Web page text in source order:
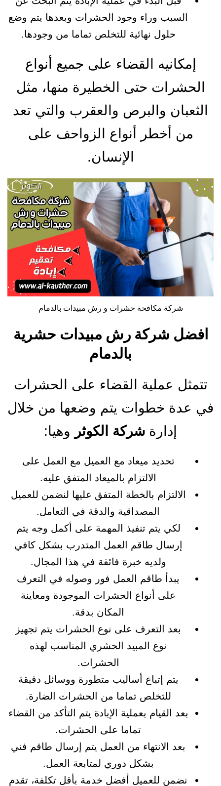
السبب وراء وجود الحشرات وبعدها يتم وضع
حلول نهائية للتخلص تماما من وجودها.
إمكانيه القضاء على جميع أنواع
الحشرات حتى الخطيرة منها، مثل
الثعبان والبرص والعقرب والتي تعد
من أخطر أنواع الزواحف على
الإنسان.
شركة مكافحة حشرات و رش مبيدات بالدمام
افضل شركة رش مبيدات حشرية
بالدمام
تتمثل عملية القضاء على الحشرات
في عدة خطوات يتم وضعها من خلال
إدارة شركة الكوثر وهيا:
تحديد ميعاد مع العميل مع العمل على
الالتزام بالميعاد المتفق عليه.
الالتزام بالخطة المتفق عليها لنضمن للعميل
المصداقية والدقة في التعامل.
لكي يتم تنفيذ المهمة على أكمل وجه يتم
إرسال طاقم العمل المتدرب بشكل كافي
ولديه خبرة فائقة في هذا المجال.
يبدأ طاقم العمل فور وصوله في التعرف
على أنواع الحشرات الموجودة ومعاينة
المكان بدقة.
بعد التعرف على نوع الحشرات يتم تجهيز
نوع المبيد الحشري المناسب لهذه
الحشرات.
يتم إتباع أساليب متطورة ووسائل دقيقة
للتخلص تماما من الحشرات الضارة.
بعد القيام بعملية الإبادة يتم التأكد من القضاء
تماما على الحشرات.
بعد الانتهاء من العمل يتم إرسال طاقم فني
بشكل دوري لمتابعة العمل.
نضمن للعميل أفضل خدمة بأقل تكلفة، تقدم